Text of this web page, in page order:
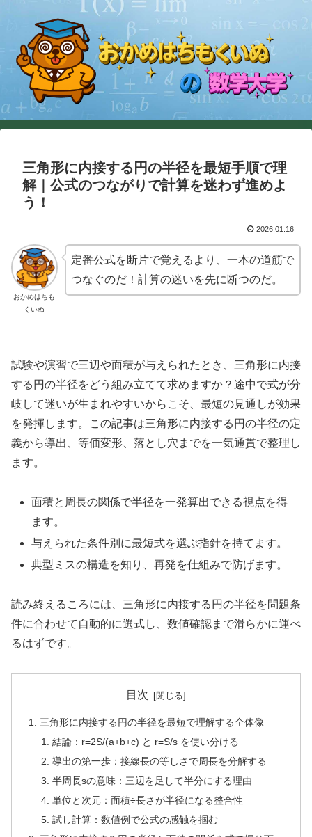
三角形に内接する円の半径を最短手順で理
解｜公式のつながりで計算を迷わず進めよ
う！
2026.01.16
おかめはちも
くいぬ
定番公式を断片で覚えるより、一本の道筋で
つなぐのだ！計算の迷いを先に断つのだ。
試験や演習で三辺や面積が与えられたとき、三角形に内接
する円の半径をどう組み立てて求めますか？途中で式が分
岐して迷いが生まれやすいからこそ、最短の見通しが効果
を発揮します。この記事は三角形に内接する円の半径の定
義から導出、等価変形、落とし穴までを一気通貫で整理し
ます。
面積と周長の関係で半径を一発算出できる視点を得
ます。
与えられた条件別に最短式を選ぶ指針を持てます。
典型ミスの構造を知り、再発を仕組みで防げます。
読み終えるころには、三角形に内接する円の半径を問題条
件に合わせて自動的に選式し、数値確認まで滑らかに運べ
るはずです。
目次
三角形に内接する円の半径を最短で理解する全体像
結論：r=2S/(a+b+c) と r=S/s を使い分ける
導出の第一歩：接線長の等しさで周長を分解する
半周長sの意味：三辺を足して半分にする理由
単位と次元：面積÷長さが半径になる整合性
試し計算：数値例で公式の感触を掴む